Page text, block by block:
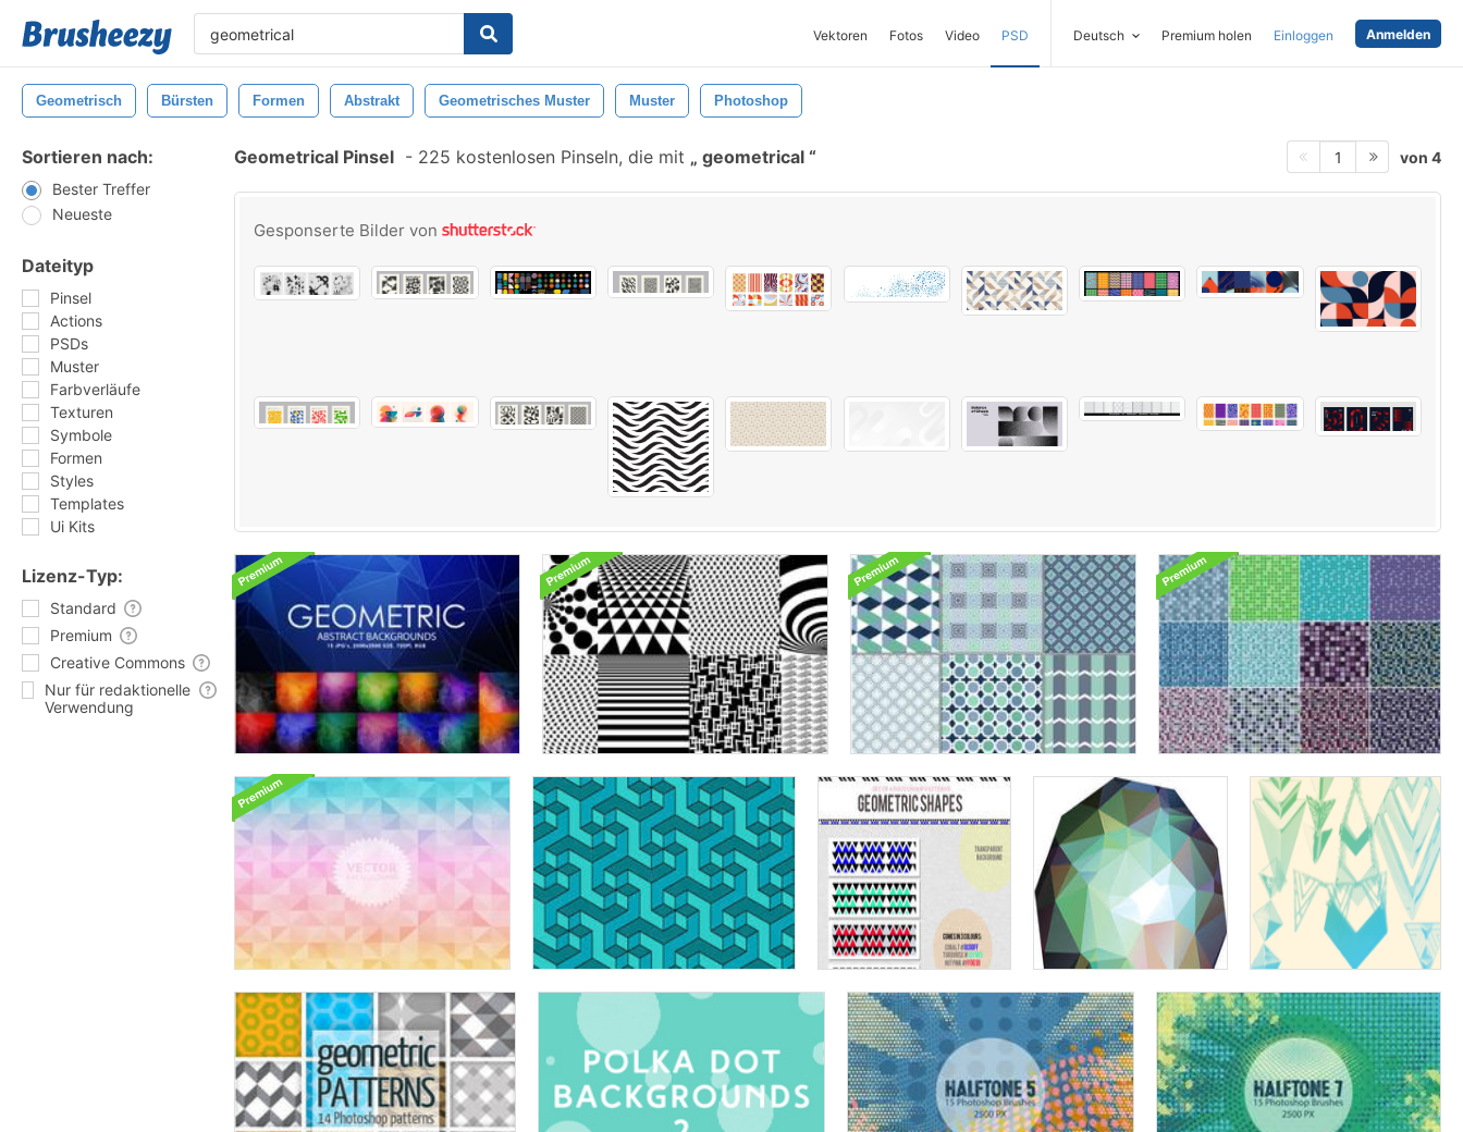
Vektoren Fotos Video PSD Deutsch Premium holen Einloggen Anmelden
Geometrisch Bürsten Formen Abstrakt Geometrisches Muster Muster Photoshop
Sortieren nach:
Bester Treffer
Neueste
Dateityp
Pinsel
Actions
PSDs
Muster
Farbverläufe
Texturen
Symbole
Formen
Styles
Templates
Ui Kits
Lizenz-Typ:
Standard
Premium
Creative Commons
Nur für redaktionelle
Verwendung
Geometrical Pinsel - 225 kostenlosen Pinseln, die mit geometrical 1 von 4
Gesponserte Bilder von